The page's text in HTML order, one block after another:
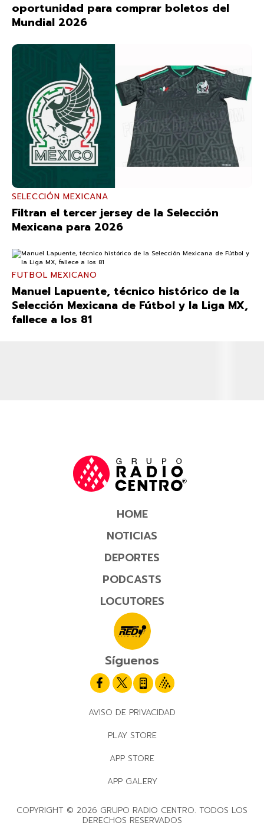
oportunidad para comprar boletos del
Mundial 2026
SELECCIÓN MEXICANA
Filtran el tercer jersey de la Selección
Mexicana para 2026
FUTBOL MEXICANO
Manuel Lapuente, técnico histórico de la
Selección Mexicana de Fútbol y la Liga MX,
fallece a los 81
HOME
NOTICIAS
DEPORTES
PODCASTS
LOCUTORES
Síguenos
AVISO DE PRIVACIDAD
PLAY STORE
APP STORE
APP GALERY
COPYRIGHT © 2026 GRUPO RADIO CENTRO. TODOS LOS
DERECHOS RESERVADOS